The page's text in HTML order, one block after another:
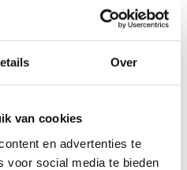
Over
van cookies
en advertenties te
voor social media te bieden
indicatie
bij levering
Afzuigkappen
Plafond afzuigkap